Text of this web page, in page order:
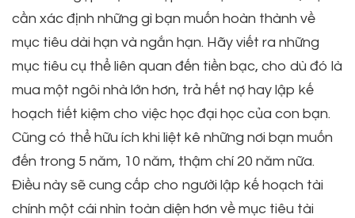
cần xác định những gì bạn muốn hoàn thành về
mục tiêu dài hạn và ngắn hạn. Hãy viết ra những
mục tiêu cụ thể liên quan đến tiền bạc, cho dù đó là
mua một ngôi nhà lớn hơn, trả hết nợ hay lập kế
hoạch tiết kiệm cho việc học đại học của con bạn.
Cũng có thể hữu ích khi liệt kê những nơi bạn muốn
đến trong 5 năm, 10 năm, thậm chí 20 năm nữa.
Điều này sẽ cung cấp cho người lập kế hoạch tài
chính một cái nhìn toàn diện hơn về mục tiêu tài